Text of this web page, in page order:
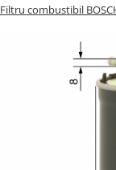
Filtru combustibil